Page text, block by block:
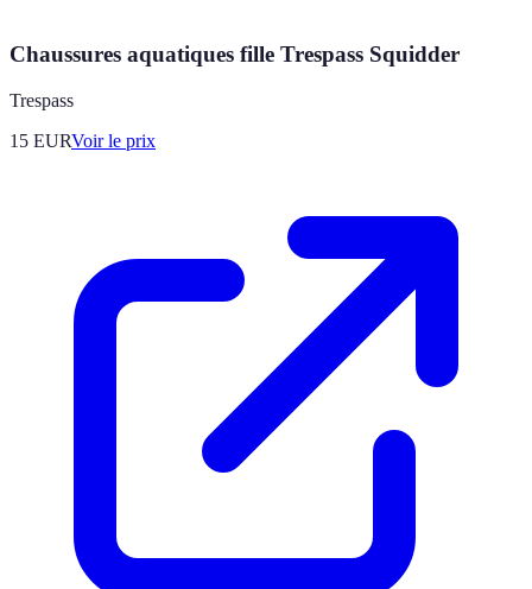
Chaussures aquatiques fille Trespass Squidder
Trespass
15 EURVoir le prix